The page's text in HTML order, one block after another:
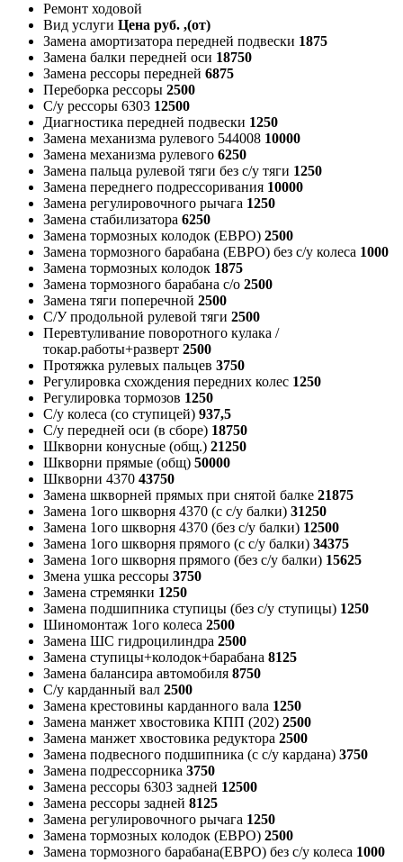
Ремонт ходовой
Вид услуги Цена руб. ,(от)
Замена амортизатора передней подвески 1875
Замена балки передней оси 18750
Замена рессоры передней 6875
Переборка рессоры 2500
С/у рессоры 6303 12500
Диагностика передней подвески 1250
Замена механизма рулевого 544008 10000
Замена механизма рулевого 6250
Замена пальца рулевой тяги без с/у тяги 1250
Замена переднего подрессоривания 10000
Замена регулировочного рычага 1250
Замена стабилизатора 6250
Замена тормозных колодок (ЕВРО) 2500
Замена тормозного барабана (ЕВРО) без с/у колеса 1000
Замена тормозных колодок 1875
Замена тормозного барабана с/о 2500
Замена тяги поперечной 2500
С/У продольной рулевой тяги 2500
Перевтуливание поворотного кулака /
токар.работы+разверт 2500
Протяжка рулевых пальцев 3750
Регулировка схождения передних колес 1250
Регулировка тормозов 1250
С/у колеса (со ступицей) 937,5
С/у передней оси (в сборе) 18750
Шкворни конусные (общ.) 21250
Шкворни прямые (общ) 50000
Шкворни 4370 43750
Замена шкворней прямых при снятой балке 21875
Замена 1ого шкворня 4370 (с с/у балки) 31250
Замена 1ого шкворня 4370 (без с/у балки) 12500
Замена 1ого шкворня прямого (с с/у балки) 34375
Замена 1ого шкворня прямого (без с/у балки) 15625
Змена ушка рессоры 3750
Замена стремянки 1250
Замена подшипника ступицы (без с/у ступицы) 1250
Шиномонтаж 1ого колеса 2500
Замена ШС гидроцилиндра 2500
Замена ступицы+колодок+барабана 8125
Замена балансира автомобиля 8750
С/у карданный вал 2500
Замена крестовины карданного вала 1250
Замена манжет хвостовика КПП (202) 2500
Замена манжет хвостовика редуктора 2500
Замена подвесного подшипника (с с/у кардана) 3750
Замена подрессорника 3750
Замена рессоры 6303 задней 12500
Замена рессоры задней 8125
Замена регулировочного рычага 1250
Замена тормозных колодок (ЕВРО) 2500
Замена тормозного барабана(ЕВРО) без с/у колеса 1000